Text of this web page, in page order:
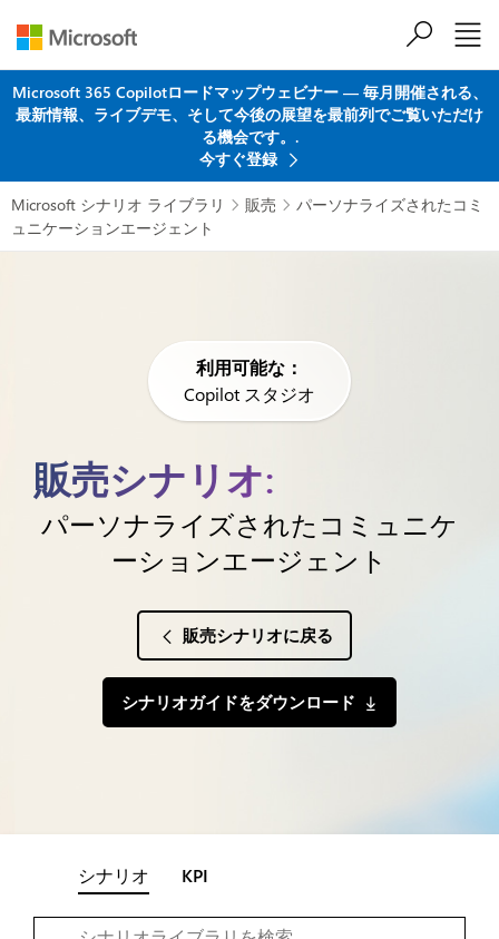
Microsoft 365 Copilotロードマップウェビナー ― 毎月開催される、
最新情報、ライブデモ、そして今後の展望を最前列でご覧いただけ
る機会です。.
今すぐ登録
Microsoft シナリオ ライブラリ  販売  パーソナライズされたコミ
ュニケーションエージェント
利用可能な：
Copilot スタジオ
販売シナリオ:
パーソナライズされたコミュニケ
ーションエージェント
販売シナリオに戻る
シナリオガイドをダウンロード
シナリオ KPI